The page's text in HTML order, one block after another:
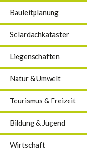
Bauleitplanung
Solardachkataster
Liegenschaften
Natur & Umwelt
Tourismus & Freizeit
Bildung & Jugend
Wirtschaft